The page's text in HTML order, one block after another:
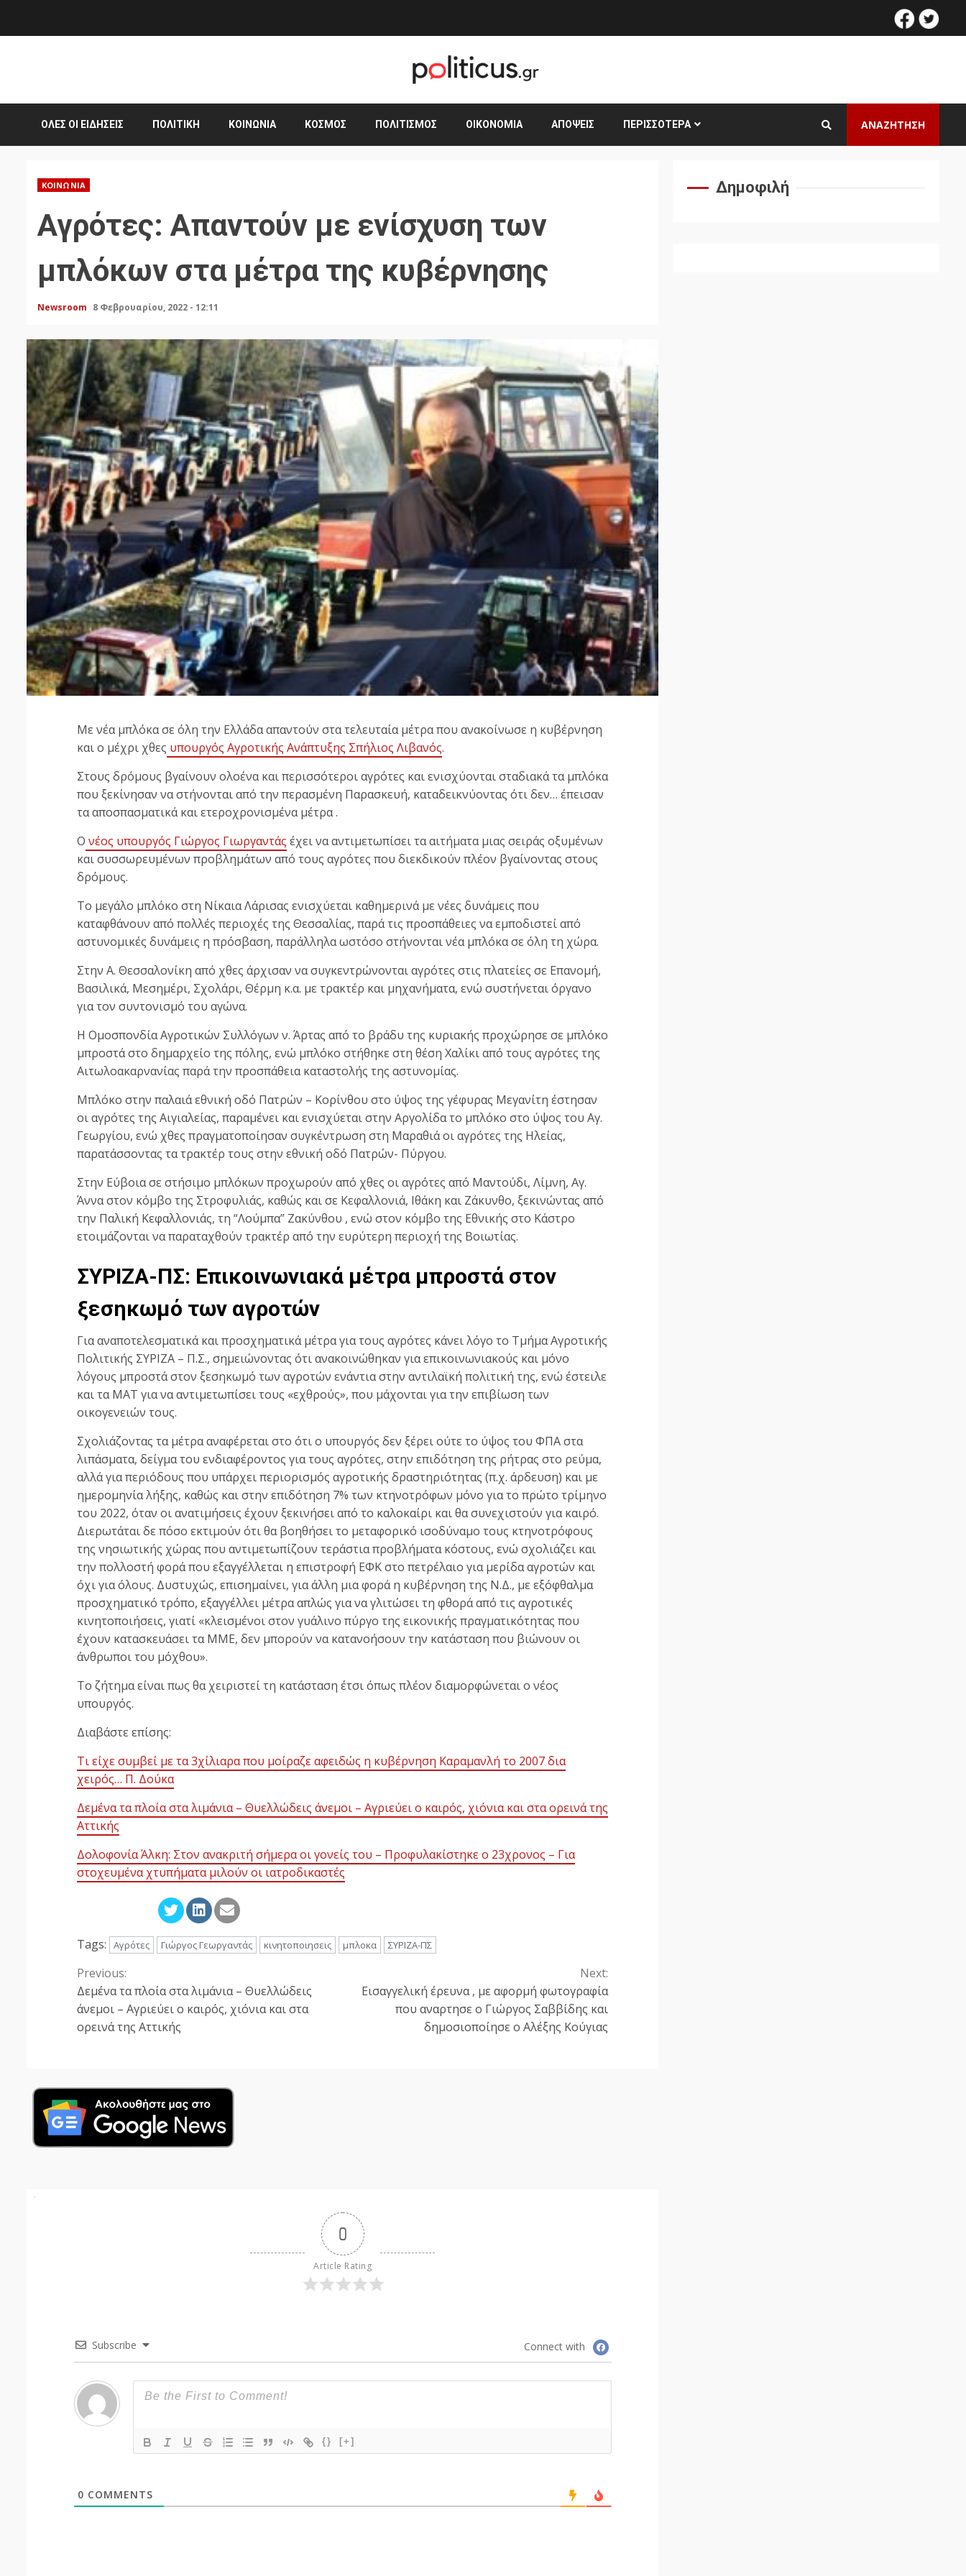
facebook
ΌΛΕΣ ΟΙ ΕΙΔΉΣΕΙΣ ΠΟΛΙΤΙΚΉ ΚΟΙΝΩΝΊΑ ΚΌΣΜΟΣ ΠΟΛΙΤΙΣΜΌΣ ΟΙΚΟΝΟΜΊΑ ΑΠΌΨΕΙΣ ΠΕΡΙΣΣΌΤΕΡΑ ΑΝΑΖΗΤΗΣΗ
ΚΟΙΝΩΝΊΑ
Αγρότες: Απαντούν με ενίσχυση των
μπλόκων στα μέτρα της κυβέρνησης
Newsroom 8 Φεβρουαρίου, 2022 - 12:11
Με νέα μπλόκα σε όλη την Ελλάδα απαντούν στα τελευταία μέτρα που ανακοίνωσε η κυβέρνηση
και ο μέχρι χθες υπουργός Αγροτικής Ανάπτυξης Σπήλιος Λιβανός.
Στους δρόμους βγαίνουν ολοένα και περισσότεροι αγρότες και ενισχύονται σταδιακά τα μπλόκα
που ξεκίνησαν να στήνονται από την περασμένη Παρασκευή, καταδεικνύοντας ότι δεν… έπεισαν
τα αποσπασματικά και ετεροχρονισμένα μέτρα .
Ο νέος υπουργός Γιώργος Γιωργαντάς έχει να αντιμετωπίσει τα αιτήματα μιας σειράς οξυμένων
και συσσωρευμένων προβλημάτων από τους αγρότες που διεκδικούν πλέον βγαίνοντας στους
δρόμους.
Το μεγάλο μπλόκο στη Νίκαια Λάρισας ενισχύεται καθημερινά με νέες δυνάμεις που
καταφθάνουν από πολλές περιοχές της Θεσσαλίας, παρά τις προσπάθειες να εμποδιστεί από
αστυνομικές δυνάμεις η πρόσβαση, παράλληλα ωστόσο στήνονται νέα μπλόκα σε όλη τη χώρα.
Στην Α. Θεσσαλονίκη από χθες άρχισαν να συγκεντρώνονται αγρότες στις πλατείες σε Επανομή,
Βασιλικά, Μεσημέρι, Σχολάρι, Θέρμη κ.α. με τρακτέρ και μηχανήματα, ενώ συστήνεται όργανο
για τον συντονισμό του αγώνα.
Η Ομοσπονδία Αγροτικών Συλλόγων ν. Άρτας από το βράδυ της κυριακής προχώρησε σε μπλόκο
μπροστά στο δημαρχείο της πόλης, ενώ μπλόκο στήθηκε στη θέση Χαλίκι από τους αγρότες της
Αιτωλοακαρνανίας παρά την προσπάθεια καταστολής της αστυνομίας.
Μπλόκο στην παλαιά εθνική οδό Πατρών – Κορίνθου στο ύψος της γέφυρας Μεγανίτη έστησαν
οι αγρότες της Αιγιαλείας, παραμένει και ενισχύεται στην Αργολίδα το μπλόκο στο ύψος του Αγ.
Γεωργίου, ενώ χθες πραγματοποίησαν συγκέντρωση στη Μαραθιά οι αγρότες της Ηλείας,
παρατάσσοντας τα τρακτέρ τους στην εθνική οδό Πατρών- Πύργου.
Στην Εύβοια σε στήσιμο μπλόκων προχωρούν από χθες οι αγρότες από Μαντούδι, Λίμνη, Αγ.
Άννα στον κόμβο της Στροφυλιάς, καθώς και σε Κεφαλλονιά, Ιθάκη και Ζάκυνθο, ξεκινώντας από
την Παλική Κεφαλλονιάς, τη “Λούμπα” Ζακύνθου , ενώ στον κόμβο της Εθνικής στο Κάστρο
ετοιμάζονται να παραταχθούν τρακτέρ από την ευρύτερη περιοχή της Βοιωτίας.
ΣΥΡΙΖΑ-ΠΣ: Επικοινωνιακά μέτρα μπροστά στον
ξεσηκωμό των αγροτών
Για αναποτελεσματικά και προσχηματικά μέτρα για τους αγρότες κάνει λόγο το Τμήμα Αγροτικής
Πολιτικής ΣΥΡΙΖΑ – Π.Σ., σημειώνοντας ότι ανακοινώθηκαν για επικοινωνιακούς και μόνο
λόγους μπροστά στον ξεσηκωμό των αγροτών ενάντια στην αντιλαϊκή πολιτική της, ενώ έστειλε
και τα ΜΑΤ για να αντιμετωπίσει τους «εχθρούς», που μάχονται για την επιβίωση των
οικογενειών τους.
Σχολιάζοντας τα μέτρα αναφέρεται στο ότι ο υπουργός δεν ξέρει ούτε το ύψος του ΦΠΑ στα
λιπάσματα, δείγμα του ενδιαφέροντος για τους αγρότες, στην επιδότηση της ρήτρας στο ρεύμα,
αλλά για περιόδους που υπάρχει περιορισμός αγροτικής δραστηριότητας (π.χ. άρδευση) και με
ημερομηνία λήξης, καθώς και στην επιδότηση 7% των κτηνοτρόφων μόνο για το πρώτο τρίμηνο
του 2022, όταν οι ανατιμήσεις έχουν ξεκινήσει από το καλοκαίρι και θα συνεχιστούν για καιρό.
Διερωτάται δε πόσο εκτιμούν ότι θα βοηθήσει το μεταφορικό ισοδύναμο τους κτηνοτρόφους
της νησιωτικής χώρας που αντιμετωπίζουν τεράστια προβλήματα κόστους, ενώ σχολιάζει και
την πολλοστή φορά που εξαγγέλλεται η επιστροφή ΕΦΚ στο πετρέλαιο για μερίδα αγροτών και
όχι για όλους. Δυστυχώς, επισημαίνει, για άλλη μια φορά η κυβέρνηση της Ν.Δ., με εξόφθαλμα
προσχηματικό τρόπο, εξαγγέλλει μέτρα απλώς για να γλιτώσει τη φθορά από τις αγροτικές
κινητοποιήσεις, γιατί «κλεισμένοι στον γυάλινο πύργο της εικονικής πραγματικότητας που
έχουν κατασκευάσει τα ΜΜΕ, δεν μπορούν να κατανοήσουν την κατάσταση που βιώνουν οι
άνθρωποι του μόχθου».
Το ζήτημα είναι πως θα χειριστεί τη κατάσταση έτσι όπως πλέον διαμορφώνεται ο νέος
υπουργός.
Διαβάστε επίσης:
Τι είχε συμβεί με τα 3χίλιαρα που μοίραζε αφειδώς η κυβέρνηση Καραμανλή το 2007 δια
χειρός… Π. Δούκα
Δεμένα τα πλοία στα λιμάνια – Θυελλώδεις άνεμοι – Αγριεύει ο καιρός, χιόνια και στα ορεινά της
Αττικής
Δολοφονία Άλκη: Στον ανακριτή σήμερα οι γονείς του – Προφυλακίστηκε ο 23χρονος – Για
στοχευμένα χτυπήματα μιλούν οι ιατροδικαστές
Tags: Αγρότες Γιώργος Γεωργαντάς κινητοποιησεις μπλοκα ΣΥΡΙΖΑ-ΠΣ
Continue
Reading
Previous:
Δεμένα τα πλοία στα λιμάνια – Θυελλώδεις
άνεμοι – Αγριεύει ο καιρός, χιόνια και στα
ορεινά της Αττικής
Next:
Εισαγγελική έρευνα , με αφορμή φωτογραφία
που αναρτησε ο Γιώργος Σαββίδης και
δημοσιοποίησε ο Αλέξης Κούγιας
0
Article Rating
Subscribe Connect with
{} [+]
0 COMMENTS
Δημοφιλή